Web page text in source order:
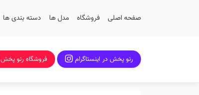
صفحه اصلی فروشگاه مدل ها دسته بندی ها
رنو پخش در اینستاگرام فروشگاه رنو پخش